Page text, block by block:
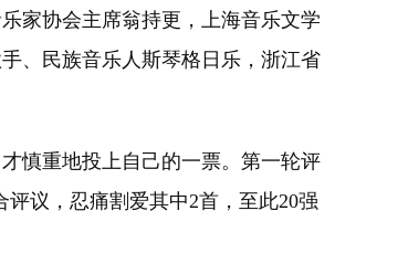
家协会主席翁持更，上海音乐文学
、民族音乐人斯琴格日乐，浙江省
慎重地投上自己的一票。第一轮评
议，忍痛割爱其中2首，至此20强